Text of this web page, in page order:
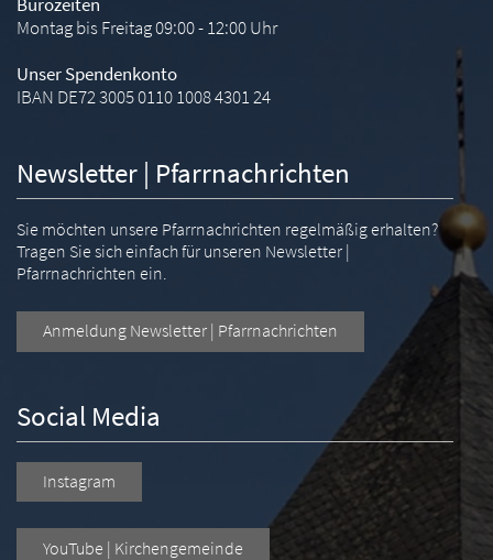
Montag bis Freitag 09:00 - 12:00 Uhr
Unser Spendenkonto
IBAN DE72 3005 0110 1008 4301 24
Newsletter | Pfarrnachrichten
Sie möchten unsere Pfarrnachrichten regelmäßig erhalten?
Tragen Sie sich einfach für unseren Newsletter |
Pfarrnachrichten ein.
Anmeldung Newsletter | Pfarrnachrichten
Social Media
Instagram
YouTube | Kirchengemeinde